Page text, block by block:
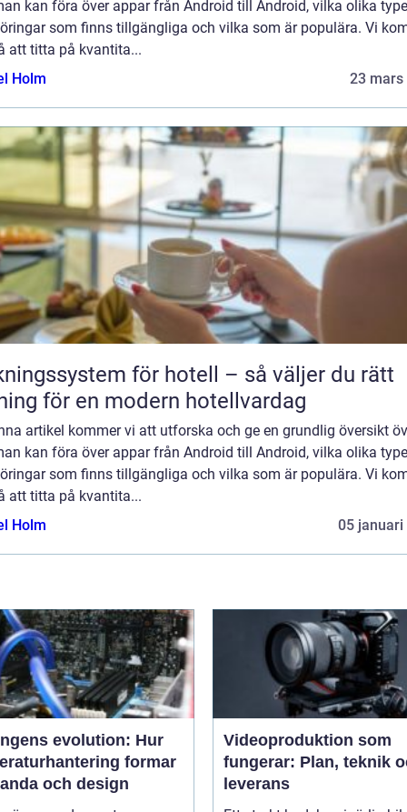
kan föra över appar från Android till Android, vilka olika
som finns tillgängliga och vilka som är populära. Vi
att titta på kvantita...
Holm
23 mars
för hotell – så väljer du rätt
för en modern hotellvardag
artikel kommer vi att utforska och ge en grundlig översikt
kan föra över appar från Android till Android, vilka olika
som finns tillgängliga och vilka som är populära. Vi
att titta på kvantita...
Holm
05 januari
evolution: Hur
formar
och design
Videoproduktion som
fungerar: Plan, teknik
leverans